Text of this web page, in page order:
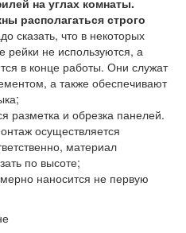
на углах комнаты.
располагаться строго
сказать, что в некоторых
рейки не используются, а
в конце работы. Они служат
а также обеспечивают
разметка и обрезка панелей.
осуществляется
материал
по высоте;
наносится не первую